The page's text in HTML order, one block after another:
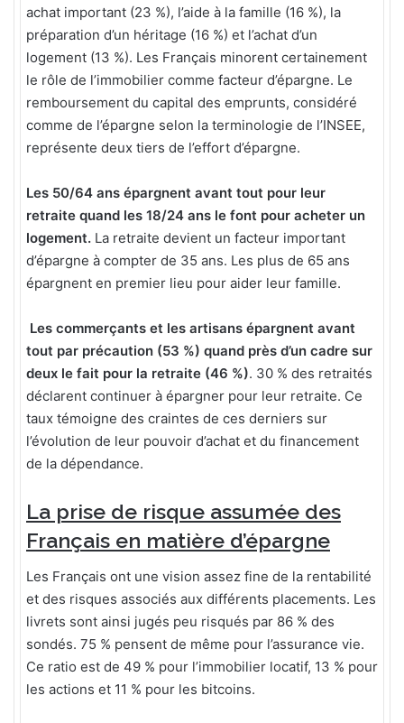
achat important (23 %), l’aide à la famille (16 %), la
préparation d’un héritage (16 %) et l’achat d’un
logement (13 %). Les Français minorent certainement
le rôle de l’immobilier comme facteur d’épargne. Le
remboursement du capital des emprunts, considéré
comme de l’épargne selon la terminologie de l’INSEE,
représente deux tiers de l’effort d’épargne.
Les 50/64 ans épargnent avant tout pour leur
retraite quand les 18/24 ans le font pour acheter un
logement. La retraite devient un facteur important
d’épargne à compter de 35 ans. Les plus de 65 ans
épargnent en premier lieu pour aider leur famille.
Les commerçants et les artisans épargnent avant
tout par précaution (53 %) quand près d’un cadre sur
deux le fait pour la retraite (46 %). 30 % des retraités
déclarent continuer à épargner pour leur retraite. Ce
taux témoigne des craintes de ces derniers sur
l’évolution de leur pouvoir d’achat et du financement
de la dépendance.
La prise de risque assumée des
Français en matière d’épargne
Les Français ont une vision assez fine de la rentabilité
et des risques associés aux différents placements. Les
livrets sont ainsi jugés peu risqués par 86 % des
sondés. 75 % pensent de même pour l’assurance vie.
Ce ratio est de 49 % pour l’immobilier locatif, 13 % pour
les actions et 11 % pour les bitcoins.